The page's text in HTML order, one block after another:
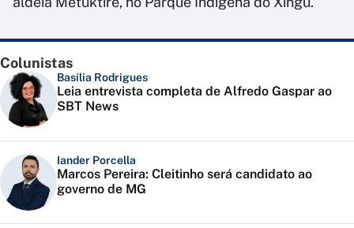
Colunistas
Basília Rodrigues
Leia entrevista completa de Alfredo Gaspar ao
SBT News
Iander Porcella
Marcos Pereira: Cleitinho será candidato ao
governo de MG